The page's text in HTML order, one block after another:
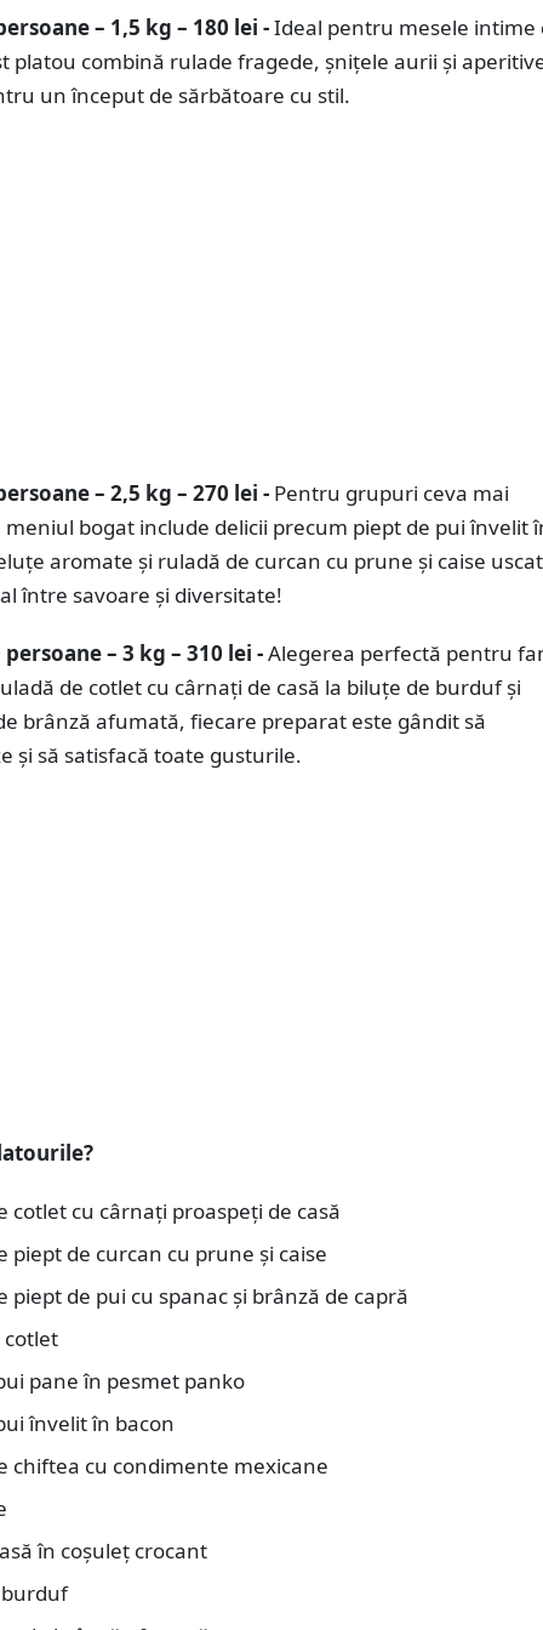
– 1,5 kg – 180 lei -Ideal pentru mesele intime
platou combină rulade fragede, șnițele aurii și
un început de sărbătoare cu stil.
– 2,5 kg – 270 lei - Pentru grupuri ceva mai
bogat include delicii precum piept de pui învelit
aromate și ruladă de curcan cu prune și caise
între savoare și diversitate!
– 3 kg – 310 lei -Alegerea perfectă pentru
de cotlet cu cârnați de casă la biluțe de burduf și
brânză afumată, fiecare preparat este gândit să
și să satisfacă toate gusturile.
cotlet cu cârnați proaspeți de casă
piept de curcan cu prune și caise
piept de pui cu spanac și brânză de capră
cotlet
pane în pesmet panko
învelit în bacon
chiftea cu condimente mexicane
în coșuleț crocant